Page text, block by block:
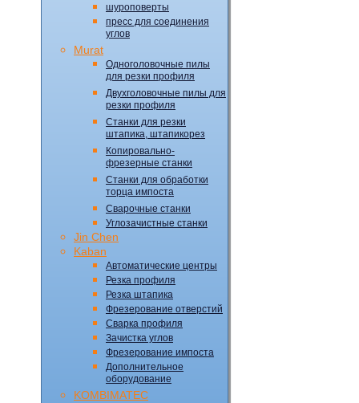
шуроповерты
пресс для соединения
углов
Murat
Одноголовочные пилы
для резки профиля
Двухголовочные пилы для
резки профиля
Станки для резки
штапика, штапикорез
Копировально-
фрезерные станки
Станки для обработки
торца импоста
Сварочные станки
Углозачистные станки
Jin Chen
Kaban
Автоматические центры
Резка профиля
Резка штапика
Фрезерование отверстий
Сварка профиля
Зачистка углов
Фрезерование импоста
Дополнительное
оборудование
KOMBIMATEC